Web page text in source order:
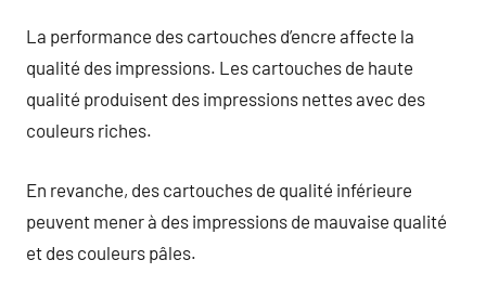
La performance des cartouches d’encre affecte la
qualité des impressions. Les cartouches de haute
qualité produisent des impressions nettes avec des
couleurs riches.
En revanche, des cartouches de qualité inférieure
peuvent mener à des impressions de mauvaise qualité
et des couleurs pâles.